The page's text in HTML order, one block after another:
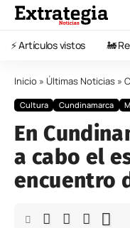
⚡️ Artículos vistos 🚂
Inicio » Últimas Noticias »
Cultura Cundinamarca
En
a cabo el
encuentro